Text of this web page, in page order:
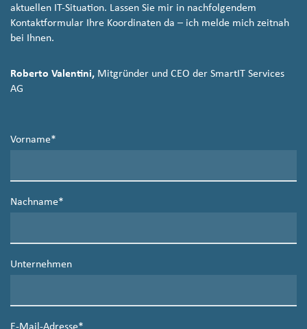
aktuellen IT-Situation. Lassen Sie mir in nachfolgendem
Kontaktformular Ihre Koordinaten da – ich melde mich zeitnah
bei Ihnen.
Roberto Valentini, Mitgründer und CEO der SmartIT Services
AG
Vorname*
Nachname*
Unternehmen